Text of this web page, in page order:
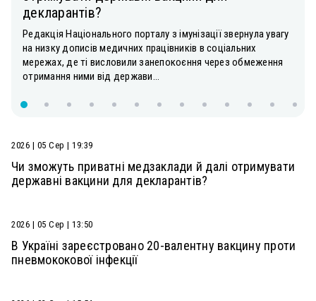
декларантів?
Редакція Національного порталу з імунізації звернула увагу
на низку дописів медичних працівників в соціальних
мережах, де ті висловили занепокоєння через обмеження
отримання ними від держави...
2026 | 05 Сер | 19:39
Чи зможуть приватні медзаклади й далі отримувати
державні вакцини для декларантів?
2026 | 05 Сер | 13:50
В Україні зареєстровано 20-валентну вакцину проти
пневмококової інфекції